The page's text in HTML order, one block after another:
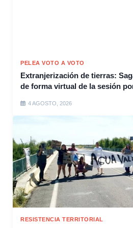
PELEA VOTO A VOTO
Extranjerización de tierras:
de forma virtual de la sesión
4 AGOSTO, 2026
RESISTENCIA TERRITORIAL